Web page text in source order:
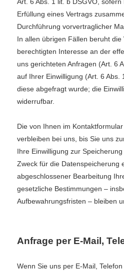
Erfüllung eines Vertrags
Durchführung vorvertraglicher
In allen übrigen Fällen beruht
berechtigten Interesse an der
uns gerichteten Anfragen (Art. 6
auf Ihrer Einwilligung (Art. 6 Abs.
diese abgefragt wurde; die
widerrufbar.
Die von Ihnen im
verbleiben bei uns, bis Sie uns
Ihre Einwilligung zur
Zweck für die Datenspeicherung
abgeschlossener Bearbeitung
gesetzliche Bestimmungen –
Aufbewahrungsfristen – bleiben
Anfrage per E-Mail,
Wenn Sie uns per E-Mail,